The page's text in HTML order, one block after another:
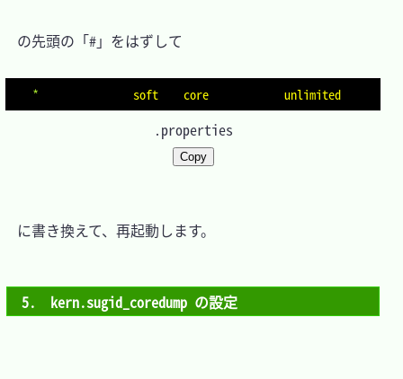
の先頭の「#」をはずして
*
              soft    core            unlimited
.properties
Copy
に書き換えて、再起動します。
5.　kern.sugid_coredump の設定